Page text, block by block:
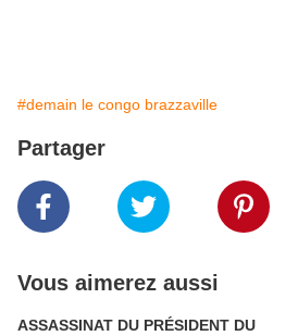
#demain le congo brazzaville
Partager
Vous aimerez aussi
ASSASSINAT DU PRÉSIDENT DU